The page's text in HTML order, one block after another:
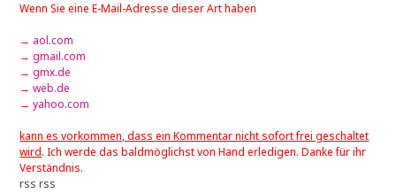
Wenn Sie eine E-Mail-Adresse dieser Art haben
→ aol.com
→ gmail.com
→ gmx.de
→ web.de
→ yahoo.com
kann es vorkommen, dass ein Kommentar nicht sofort frei geschaltet
wird. Ich werde das baldmöglichst von Hand erledigen. Danke für ihr
Verständnis.
rss rss